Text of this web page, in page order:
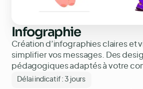
Infographie
Création d’infographies claires et
simplifier vos messages. Des
pédagogiques adaptés à votre
Délai indicatif :3 jours